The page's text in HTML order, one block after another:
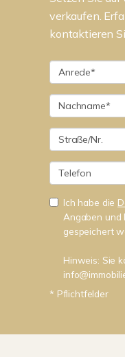
verkaufen.
kontaktieren
Ich habe die
Angaben und
gespeichert
Hinweis: Sie
* Pflichtfelder